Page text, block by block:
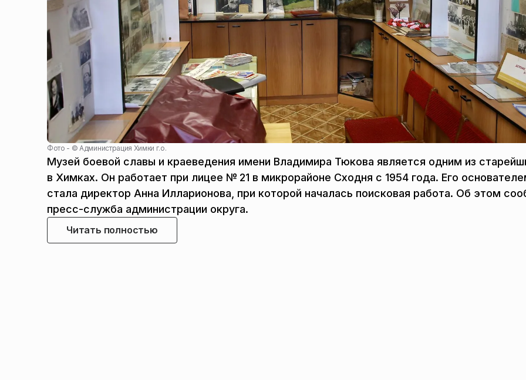
Фото - ©Администрация Химки г.о.
Музей боевой славы и краеведения имени Владимира Тюкова является одним из
в Химках. Он работает при лицее № 21 в микрорайоне Сходня с 1954 года. Его
стала директор Анна Илларионова, при которой началась поисковая работа. Об этом
пресс-служба администрации округа.
Читать полностью